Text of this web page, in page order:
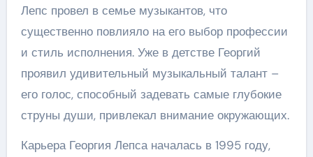
Лепс провел в семье музыкантов, что
существенно повлияло на его выбор профессии
и стиль исполнения. Уже в детстве Георгий
проявил удивительный музыкальный талант –
его голос, способный задевать самые глубокие
струны души, привлекал внимание окружающих.
Карьера Георгия Лепса началась в 1995 году,